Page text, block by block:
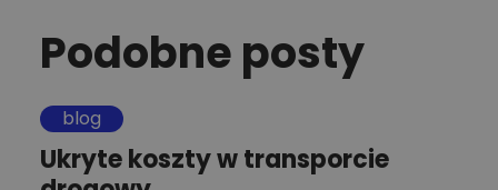
Podobne posty
blog
Ukryte koszty w transporcie